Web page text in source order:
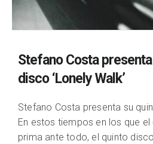
Stefano Costa
disco ‘Lonely Walk’
Stefano Costa presenta su
En estos tiempos en los que
prima ante todo, el quinto